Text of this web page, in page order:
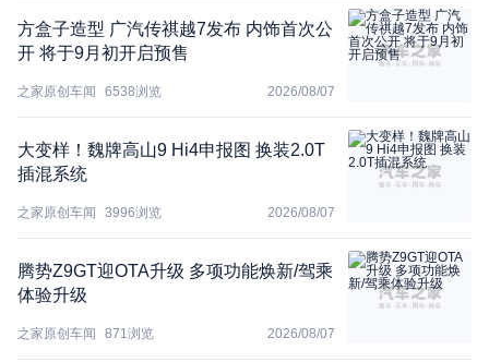
方盒子造型 广汽传祺越7发布 内饰首次公
开 将于9月初开启预售
之家原创车闻 6538浏览 2026/08/07
大变样！魏牌高山9 Hi4申报图 换装2.0T
插混系统
之家原创车闻 3996浏览 2026/08/07
腾势Z9GT迎OTA升级 多项功能焕新/驾乘
体验升级
之家原创车闻 871浏览 2026/08/07